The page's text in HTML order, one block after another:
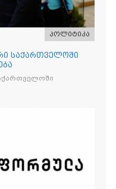
პოლიტიკა
საქართველოში